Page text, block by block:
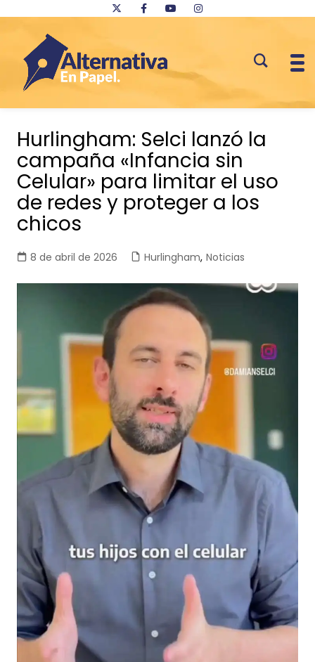
contenido
Hurlingham: Selci lanzó la
campaña «Infancia sin
Celular» para limitar el uso
de redes y proteger a los
chicos
8 de abril de 2026 Hurlingham, Noticias